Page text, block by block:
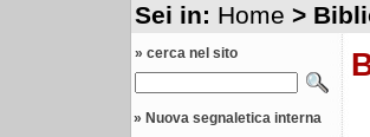
Sei in: Home >
» cerca nel sito
» Nuova segnaletica interna